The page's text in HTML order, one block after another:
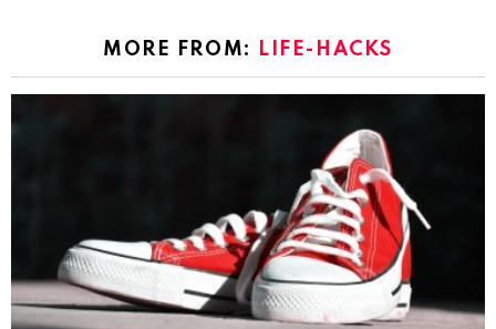
MORE FROM: LIFE-HACKS